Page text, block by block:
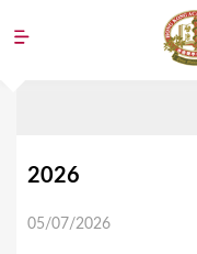
Y
2026
05/07/2026